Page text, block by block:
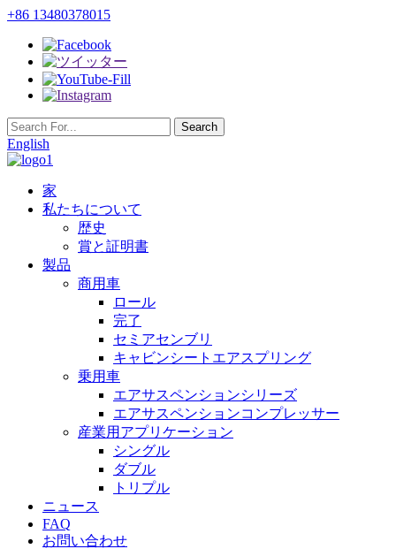
+86 13480378015
English
家
私たちについて
歴史
賞と証明書
製品
商用車
ロール
完了
セミアセンブリ
キャビンシートエアスプリング
乗用車
エアサスペンションシリーズ
エアサスペンションコンプレッサー
産業用アプリケーション
シングル
ダブル
トリプル
ニュース
FAQ
お問い合わせ